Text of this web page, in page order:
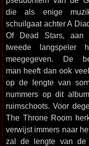
die als enige
schuilgaat achter A
Of Dead Stars, aan
tweede langspeler
meegegeven. De
man heeft dan ook
op de lengte van
nummers op dit
ruimschoots. Voor
The Throne Room
verwijst immers naar
zal de lengte van de